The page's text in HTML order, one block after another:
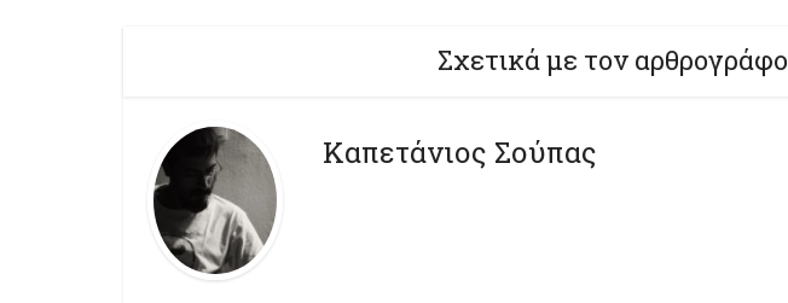
Σχετικά με τον αρθρογράφο
Καπετάνιος Σούπας